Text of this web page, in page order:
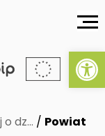
o dz… / Powiat